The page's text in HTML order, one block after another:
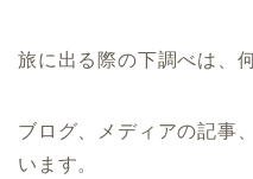
旅に出る際の下調べは、
ブログ、メディアの記事
います。